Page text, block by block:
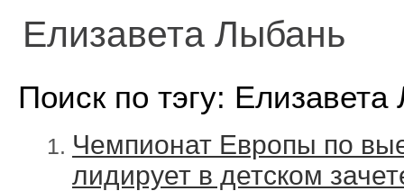
Елизавета Лыбань
Поиск по тэгу:
Чемпионат Европы по
лидирует в детском